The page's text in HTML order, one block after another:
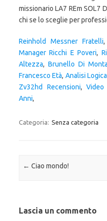
Reinhold Messner Fratelli,
Manager Ricchi E Poveri,
Altezza,Brunello Di
Francesco Età, Analisi
Zv32hd Recensioni, Video
Anni,
Categoria: Senza categoria
Navigazione articolo
← Ciao mondo!
Lascia un commento